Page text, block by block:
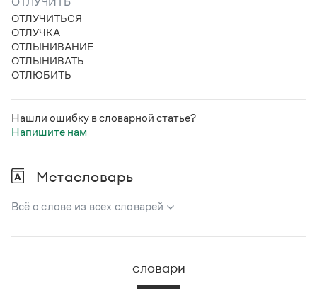
ОТЛУЧИТЬСЯ
ОТЛУЧКА
ОТЛЫНИВАНИЕ
ОТЛЫНИВАТЬ
ОТЛЮБИТЬ
Нашли ошибку в словарной статье?
Напишите нам
Метасловарь
Всё о слове из всех словарей
В метасловаре Грамоты в удобном виде собрана вся
Русский орфографический словарь
словари